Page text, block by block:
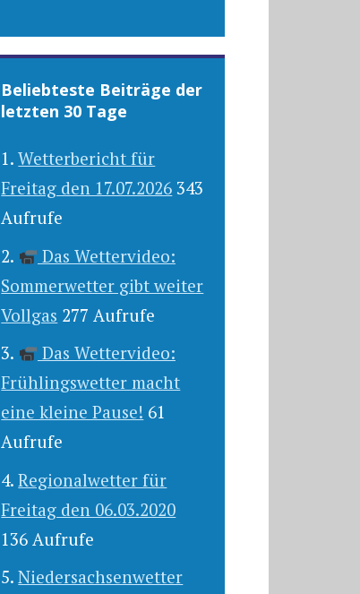
Beliebteste Beiträge der
letzten 30 Tage
Wetterbericht für
Freitag den 17.07.2026 343
Aufrufe
Das Wettervideo:
Sommerwetter gibt weiter
Vollgas 277 Aufrufe
Das Wettervideo:
Frühlingswetter macht
eine kleine Pause! 61
Aufrufe
Regionalwetter für
Freitag den 06.03.2020
136 Aufrufe
Niedersachsenwetter